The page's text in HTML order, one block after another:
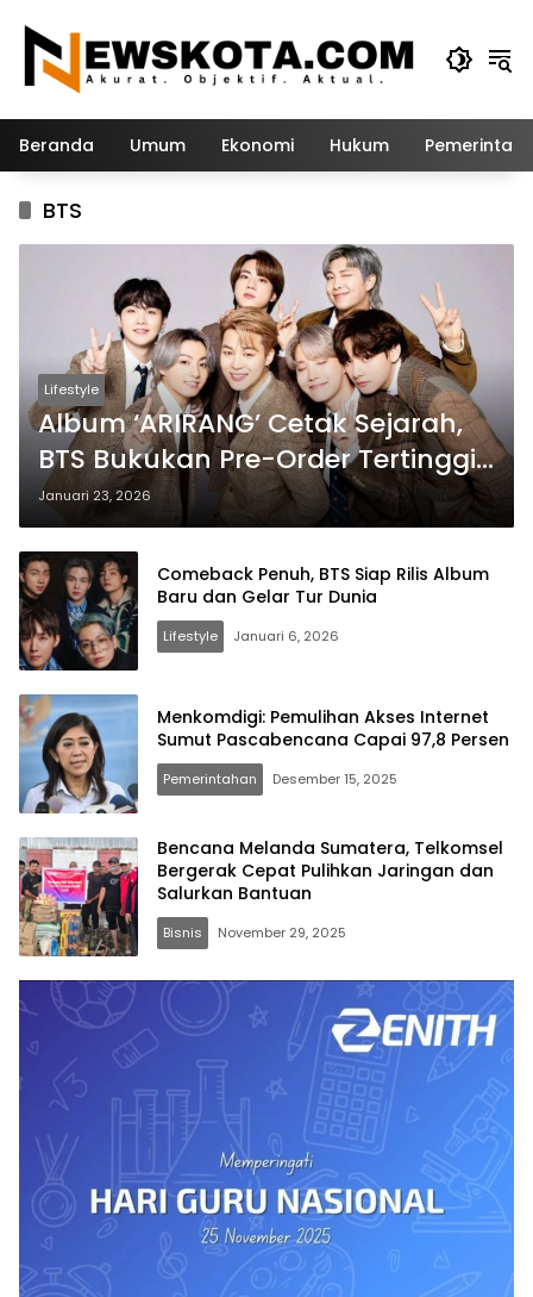
konten
Beranda Umum Ekonomi Hukum
BTS
Lifestyle
Album ‘ARIRANG’ Cetak Sejarah,
BTS Bukukan Pre-Order Tertinggi
Sepanjang Karier
Januari 23, 2026
Comeback Penuh, BTS Siap Rilis Album
Baru dan Gelar Tur Dunia
Lifestyle Januari 6, 2026
Menkomdigi: Pemulihan Akses Internet
Sumut Pascabencana Capai 97,8 Persen
Pemerintahan Desember 15, 2025
Bencana Melanda Sumatera, Telkomsel
Bergerak Cepat Pulihkan Jaringan dan
Salurkan Bantuan
Bisnis November 29, 2025